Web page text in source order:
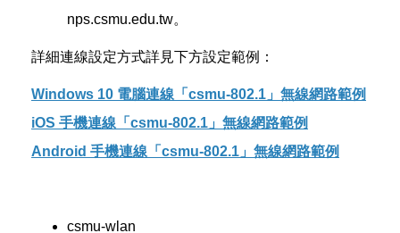
nps.csmu.edu.tw。
詳細連線設定方式詳見下方設定範例：
Windows 10 電腦連線「csmu-802.1」無線網路範例
iOS 手機連線「csmu-802.1」無線網路範例
Android 手機連線「csmu-802.1」無線網路範例
csmu-wlan